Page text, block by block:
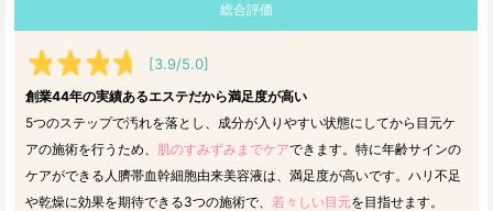
総合評価
[3.9/5.0]
創業44年の実績あるエステだから満足度が高い
5つのステップで汚れを落とし、成分が入りやすい状態にしてから目元ケ
アの施術を行うため、 肌のすみずみまでケアできます。特に年齢サインの
ケアができる人臍帯血幹細胞由来美容液は、満足度が高いです。ハリ不足
や乾燥に効果を期待できる3つの施術で、 若々しい目元を目指せます。